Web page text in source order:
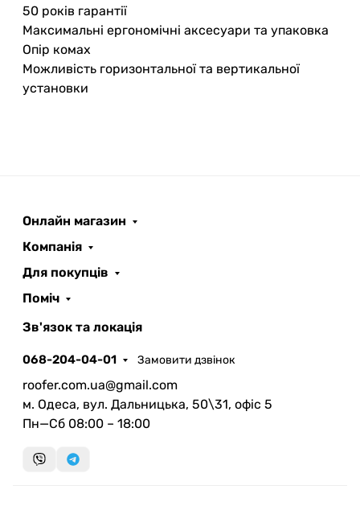
50 років гарантії
Максимальні ергономічні аксесуари та упаковка
Опір комах
Можливість горизонтальної та вертикальної
установки
Онлайн магазин
Компанія
Для покупців
Поміч
Зв'язок та локація
068-204-04-01 Замовити дзвінок
roofer.com.ua@gmail.com
м. Одеса, вул. Дальницька, 50\31, офіс 5
Пн—Сб 08:00 – 18:00
AI помічник
Запланувати дзвінок
Швидка консультація